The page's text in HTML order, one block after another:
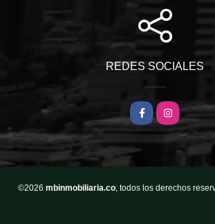
REDES SOCIALES
FacebookInstagram
©2026 mbinmobiliaria.co , todos los derechos